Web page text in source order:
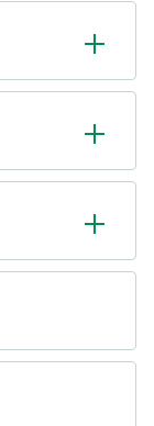
magasin
en
en